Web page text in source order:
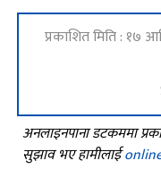
प्रकाशित मिति : १७
अनलाइनपाना डटकममा
सुझाव भए हामीलाई